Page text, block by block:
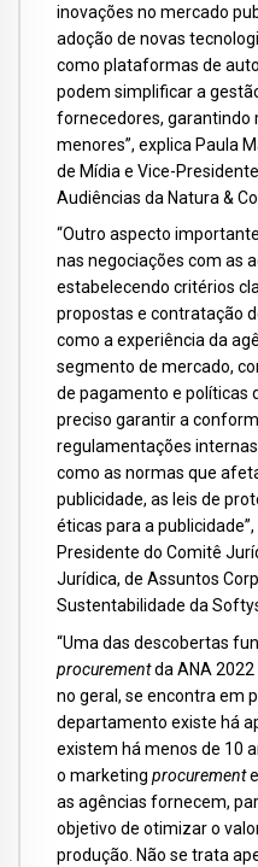
inovações no mercado
adoção de novas
como plataformas de
podem simplificar a
fornecedores, garantindo
menores”, explica Paula
de Mídia e Vice-
Audiências da Natura & Co.
“Outro aspecto
nas negociações com as
estabelecendo critérios
propostas e contratação
como a experiência da
segmento de mercado,
de pagamento e políticas
preciso garantir a
regulamentações
como as normas que
publicidade, as leis de
éticas para a
Presidente do Comitê
Jurídica, de Assuntos
Sustentabilidade da
“Uma das descobertas
procurementda ANA
no geral, se encontra em
departamento existe há
existem há menos de 10
o marketing procurement
as agências fornecem,
objetivo de otimizar o
produção. Não se trata